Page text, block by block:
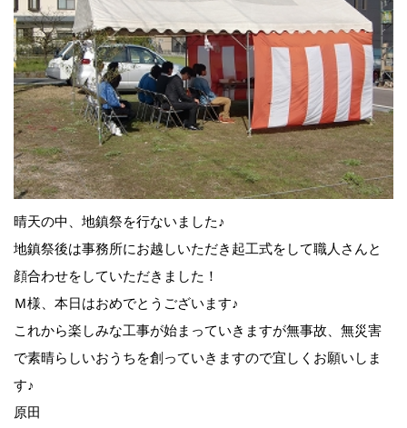
晴天の中、地鎮祭を行ないました♪
地鎮祭後は事務所にお越しいただき起工式をして職人さんと
顔合わせをしていただきました！
Ｍ様、本日はおめでとうございます♪
これから楽しみな工事が始まっていきますが無事故、無災害
で素晴らしいおうちを創っていきますので宜しくお願いしま
す♪
原田